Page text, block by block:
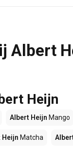
Albert
Heijn
Albert Heijn Mango
Heijn Matcha